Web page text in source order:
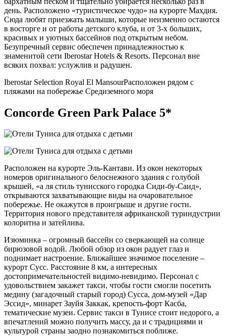
день. Расположено «туристическое чудо» на курорте Махдия.
Сюда любят приезжать малыши, которые неизменно остаются
в восторге и от работы детского клуба, и от 3-х больших,
красивых и уютных бассейнов под открытым небом.
Безупречный сервис обеспечен принадлежностью к
знаменитой сети Iberostar Hotels & Resorts. Персонал вне
всяких похвал: услужлив и радушен.
Iberostar Selection Royal El MansourРасположен рядом с
пляжами на побережье Средиземного моря
Concorde Green Park Palace 5*
Расположен на курорте Эль-Кантави. Из окон некоторых
номеров оригинального белоснежного здания с голубой
крышей, «а ля стиль тунисского городка Сиди-бу-Саид»,
открываются захватывающие виды на очаровательное
побережье. Не окажутся в проигрыше и другие гости.
Территория нового представителя африканской туриндустрии
колоритна и затейлива.
Изюминка – огромный бассейн со сверкающей на солнце
бирюзовой водой. Любой обзор из окон радует глаз и
поднимает настроение. Ближайшее значимое поселение –
курорт Сусс. Расстояние 8 км, а интересных
достопримечательностей видимо-невидимо. Персонал с
удовольствием закажет такси, чтобы гости смогли посетить
медину (загадочный старый город) Сусса, дом-музей «Дар
Эссид», минарет Зауйя Заккак, крепость-форт Касба,
тематические музеи. Сервис такси в Тунисе стоит недорого, а
впечатлений можно получить массу, да и с традициями и
культурой страны заодно познакомиться поближе.